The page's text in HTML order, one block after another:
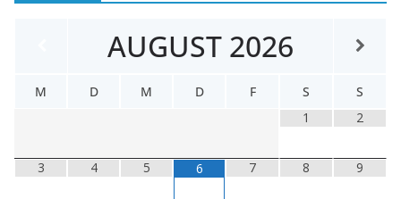
i
AUGUST 2026
M D M D F S
S
1
2
3 4 5 6 7 8 9